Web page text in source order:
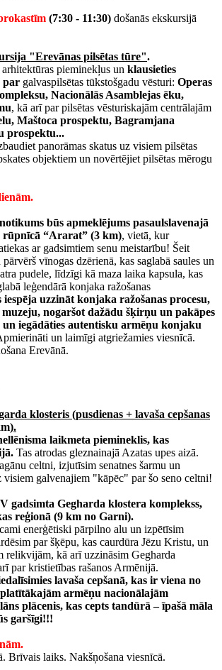
(7:30 - 11:30) došanās ekskursijā
"Erevānas pilsētas tūre".
pieminekļus un klausieties
par galvaspilsētas tūkstošgadu vēsturi: Operas
Nacionālās Asamblejas ēku,
, kā arī par pilsētas vēsturiskajām centrālajām
Maštoca prospektu, Bagramjana
prospektu...
panorāmas skatus uz visiem pilsētas
objektiem un novērtējiet pilsētas mērogu
būs apmeklējums pasaulslavenajā
rūpnīcā “Ararat” (3 km), vietā, kur
ar gadsimtiem senu meistarību! Šeit
vīnogas dzērienā, kas saglabā saules un
pudele, līdzīgi kā maza laika kapsula, kas
leģendārā konjaka ražošanas
iespēja uzzināt konjaka ražošanas procesu,
nogaršot dažādu šķirņu un pakāpes
iegādāties autentisku armēņu konjaku
un laimīgi atgriežamies viesnīcā.
Erevānā.
klosteris (pusdienas + lavaša cepšanas
.
laikmeta piemineklis, kas
Tas atrodas gleznainajā Azatas upes aizā.
celtni, izjutīsim senatnes šarmu un
visiem galvenajiem "kāpēc" par šo seno celtni!
gadsimta Gegharda klostera komplekss,
reģionā (9 km no Garni).
enerģētiski pārpilno alu un izpētīsim
par šķēpu, kas caurdūra Jēzu Kristu, un
relikvijām, kā arī uzzināsim Gegharda
par kristietības rašanos Armēnijā.
lavaša cepšanā, kas ir viena no
armēņu nacionālajām
plācenis, kas cepts tandūrā – īpašā māla
garšīgi!!!
Brīvais laiks. Nakšņošana viesnīcā.